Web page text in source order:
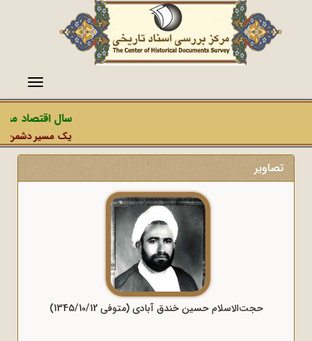
منو
سال اقتصاد
یک مسیر دشمن،
تصاویر
حجت‌الاسلام حسین خندق آبادی (متوفی 1345/10/12)